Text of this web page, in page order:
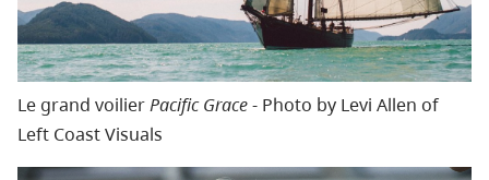
Le grand voilierPacific Grace- Photo by Levi Allen of
Left Coast Visuals